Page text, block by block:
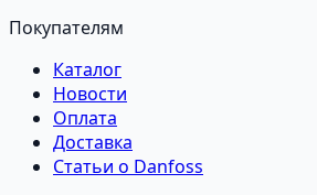
Покупателям
Каталог
Новости
Оплата
Доставка
Статьи о Danfoss